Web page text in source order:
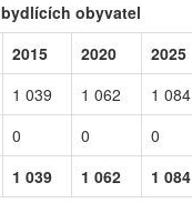
obyvatel
2015 2020 2025
1 039 1 062 1 084
0 0 0
1 039 1 062 1 084